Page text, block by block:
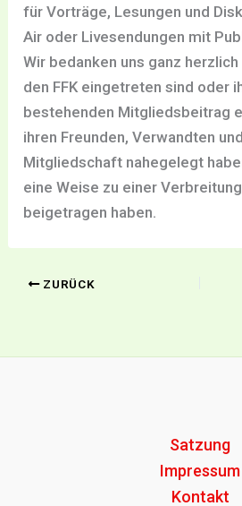
für Vorträge, Lesungen und
Air oder Livesendungen mit
Wir bedanken uns ganz
den FFK eingetreten sind oder
bestehenden Mitgliedsbeitrag
ihren Freunden, Verwandten
Mitgliedschaft nahegelegt
eine Weise zu einer
beigetragen haben.
ZURÜCK
Satzung
Impressum
Kontakt